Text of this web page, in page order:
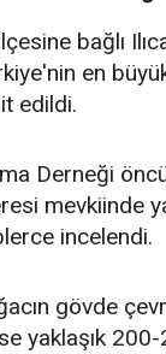
bağlı
en
edildi.
Derneği
mevkiinde
incelendi.
gövde
yaklaşık